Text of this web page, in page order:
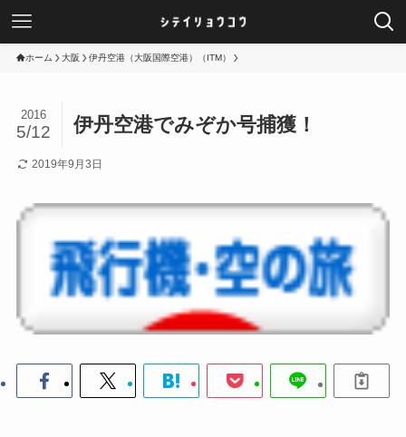
ホーム 大阪 伊丹空港（大阪国際空港）（ITM）
伊丹空港でみぞか号捕獲！
2016
5/12
2019年9月3日